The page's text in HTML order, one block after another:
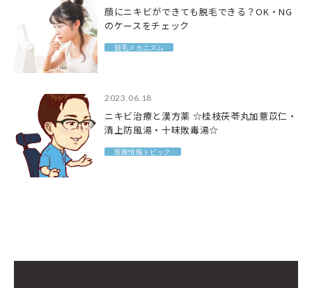
顔にニキビができても脱毛できる？OK・NG
のケースをチェック
脱毛メカニズム
2023.06.18
ニキビ治療と漢方薬 ☆桂枝茯苓丸加薏苡仁・
清上防風湯・十味敗毒湯☆
医療情報トピック